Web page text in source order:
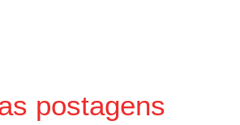
postagens